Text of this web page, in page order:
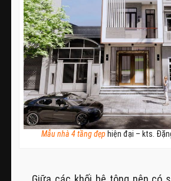
Mẫu nhà 4 tầng đẹp hiện đại – kts.